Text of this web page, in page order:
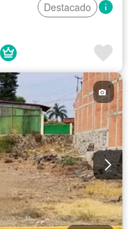
Destacado